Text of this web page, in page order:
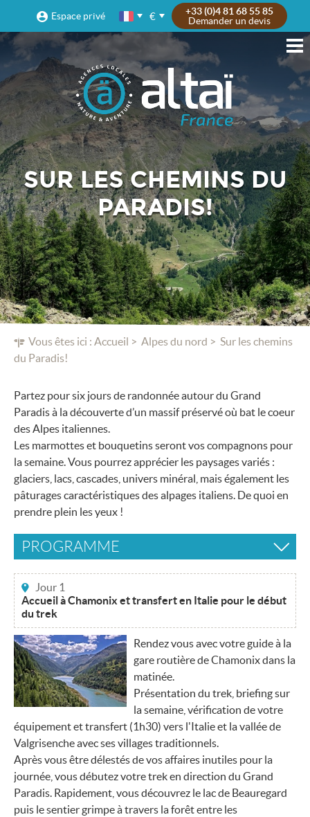
Espace privé €
+33 (0)4 81 68 55 85
Demander un devis
Vous êtes ici : Accueil Alpes du nord
Sur les chemins
du Paradis!
SUR LES CHEMINS DU
PARADIS!
Partez pour six jours de randonnée autour du Grand
Paradis à la découverte d’un massif préservé où bat le coeur
des Alpes italiennes.
Les marmottes et bouquetins seront vos compagnons pour
la semaine. Vous pourrez apprécier les paysages variés :
glaciers, lacs, cascades, univers minéral, mais également les
pâturages caractéristiques des alpages italiens. De quoi en
prendre plein les yeux !
PROGRAMME
Jour 1
Accueil à Chamonix et transfert en Italie pour le début
du trek
Rendez vous avec votre guide à la
gare routière de Chamonix dans la
matinée.
Présentation du trek, briefing sur
la semaine, vérification de votre
équipement et transfert (1h30) vers l'Italie et la vallée de
Valgrisenche avec ses villages traditionnels.
Après vous être délestés de vos affaires inutiles pour la
journée, vous débutez votre trek en direction du Grand
Paradis. Rapidement, vous découvrez le lac de Beauregard
puis le sentier grimpe à travers la forêt entre les